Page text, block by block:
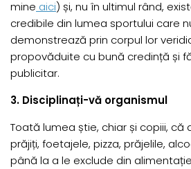
mine aici) și, nu în ultimul rând,
credibile din lumea sportului care
demonstrează prin corpul lor
propovăduite cu bună credință și
publicitar.
3. Disciplinați-vă organismul
Toată lumea știe, chiar și copiii, că
prăjiți, foetajele, pizza, prăjelile,
până la a le exclude din